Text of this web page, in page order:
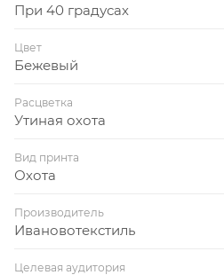
При 40 градусах
Цвет
Бежевый
Расцветка
Утиная охота
Вид принта
Охота
Производитель
Ивановотекстиль
Целевая аудитория